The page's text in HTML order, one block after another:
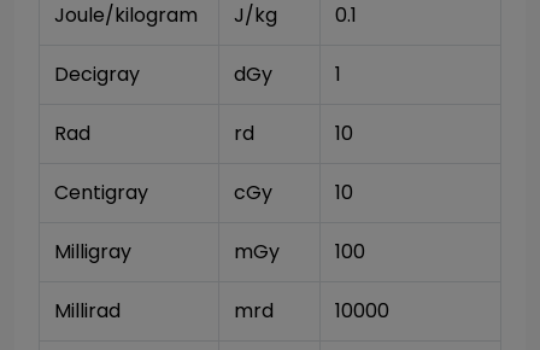
Joule/kilogram J/kg 0.1
Decigray dGy 1
Rad rd 10
Centigray cGy 10
Milligray mGy 100
Millirad mrd 10000